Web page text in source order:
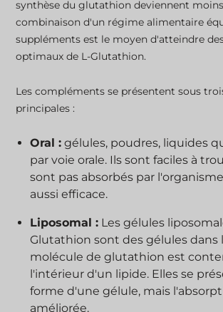
synthèse du glutathion deviennent
combinaison d'un régime alimentaire
suppléments est le moyen d'atteindre
optimaux de L-Glutathion.
Les compléments se présentent sous
principales :
Oral : gélules, poudres, liquides
par voie orale. Ils sont faciles à
sont pas absorbés par
aussi efficace.
Liposomal : Les gélules
Glutathion sont des gélules dans
molécule de glutathion est
l'intérieur d'un lipide. Elles se
forme d'une gélule, mais
améliorée.